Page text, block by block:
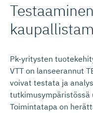
Pk-yritysten
VTT on lanseerannut
voivat testata ja
Toimintatapa on